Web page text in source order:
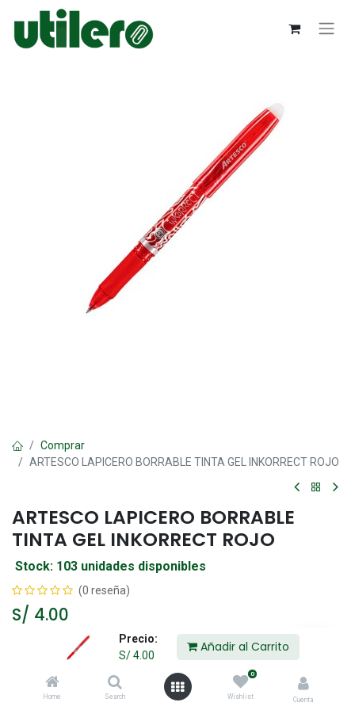
Precio:
S/4.00
Añadir al Carrito
Home Search
0
Wishlist Cuenta
Comprar
ARTESCO LAPICERO BORRABLE TINTA GEL INKORRECT ROJO
ARTESCO LAPICERO BORRABLE
TINTA GEL INKORRECT ROJO
Stock: 103 unidades disponibles
(0 reseña)
S/ 4.00
Añadir al Carrito
Agregar a la lista de deseos